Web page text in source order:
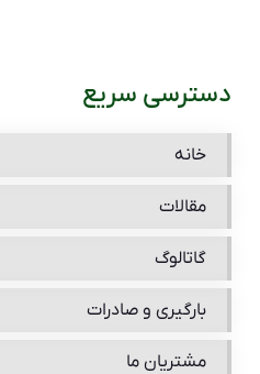
دسترسی سریع
خانه
مقالات
گاتالوگ
بارگیری و صادرات
مشتریان ما